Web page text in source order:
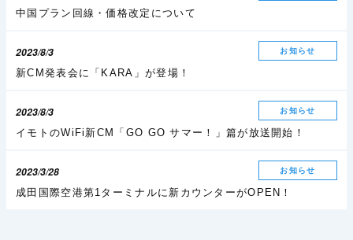
中国プラン回線・価格改定について
2023/8/3 お知らせ
新CM発表会に「KARA」が登場！
2023/8/3 お知らせ
イモトのWiFi新CM「GO GO サマー！」篇が放送開始！
2023/3/28 お知らせ
成田国際空港第1ターミナルに新カウンターがOPEN！